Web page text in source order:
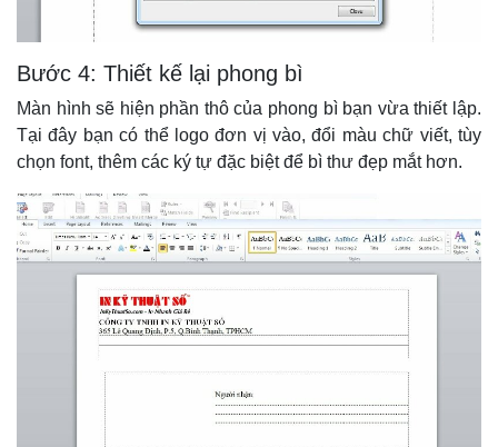
Bước 4: Thiết kế lại phong bì
Màn hình sẽ hiện phần thô của phong bì bạn vừa thiết lập.
Tại đây bạn có thể logo đơn vị vào, đổi màu chữ viết, tùy
chọn font, thêm các ký tự đặc biệt để bì thư đẹp mắt hơn.